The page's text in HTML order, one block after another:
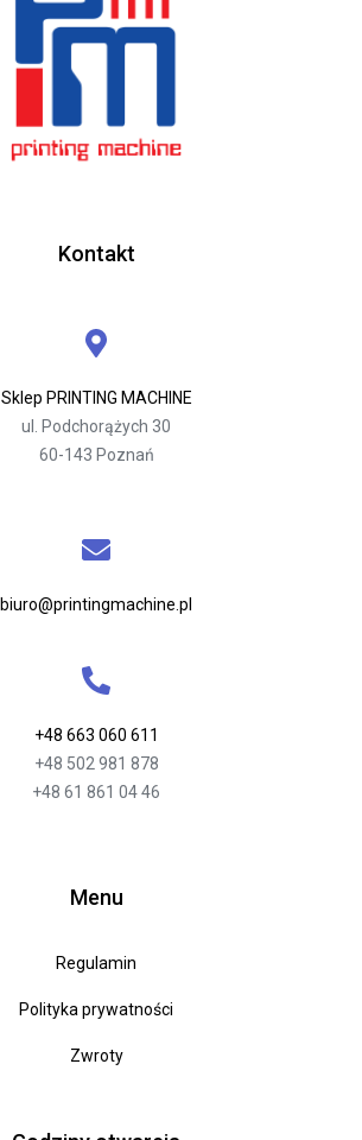
Kontakt
Sklep PRINTING MACHINE
ul. Podchorążych 30
60-143 Poznań
biuro@printingmachine.pl
+48 663 060 611
+48 502 981 878
+48 61 861 04 46
Menu
Regulamin
Polityka prywatności
Zwroty